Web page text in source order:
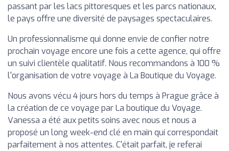
passant par les lacs pittoresques et les parcs nationaux,
le pays offre une diversité de paysages spectaculaires.
Un professionnalisme qui donne envie de confier notre
prochain voyage encore une fois a cette agence, qui offre
un suivi clientèle qualitatif. Nous recommandons à 100 %
l'organisation de votre voyage à La Boutique du Voyage.
Nous avons vécu 4 jours hors du temps à Prague grâce à
la création de ce voyage par La boutique du Voyage.
Vanessa a été aux petits soins avec nous et nous a
proposé un long week-end clé en main qui correspondait
parfaitement à nos attentes. C'était parfait, je referai